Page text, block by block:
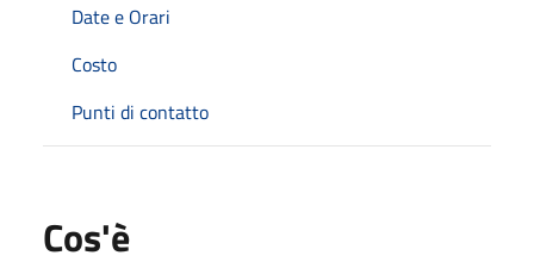
Date e Orari
Costo
Punti di contatto
Cos'è